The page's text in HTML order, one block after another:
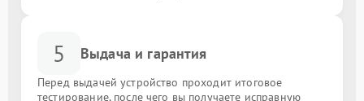
5 Выдача и гарантия
Перед выдачей устройство проходит итоговое
тестирование, после чего вы получаете исправную